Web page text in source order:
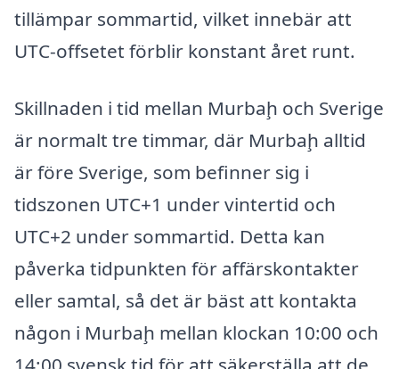
tillämpar sommartid, vilket innebär att
UTC-offsetet förblir konstant året runt.
Skillnaden i tid mellan Murbaḩ och Sverige
är normalt tre timmar, där Murbaḩ alltid
är före Sverige, som befinner sig i
tidszonen UTC+1 under vintertid och
UTC+2 under sommartid. Detta kan
påverka tidpunkten för affärskontakter
eller samtal, så det är bäst att kontakta
någon i Murbaḩ mellan klockan 10:00 och